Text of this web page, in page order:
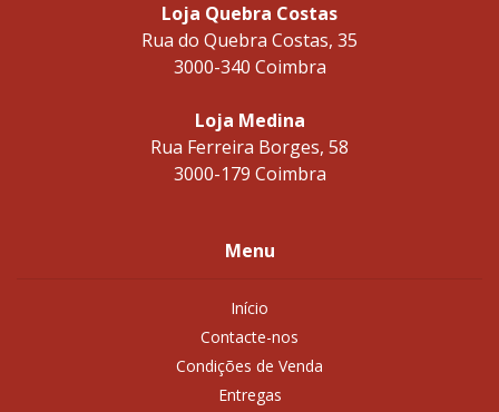
Loja Quebra Costas
Rua do Quebra Costas, 35
3000-340 Coimbra
Loja Medina
Rua Ferreira Borges, 58
3000-179 Coimbra
Menu
Início
Contacte-nos
Condições de Venda
Entregas